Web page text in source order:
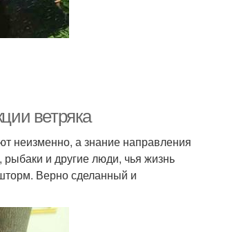
ветряка
неизменно, а знание направления
и другие люди, чья жизнь
Верно сделанный и